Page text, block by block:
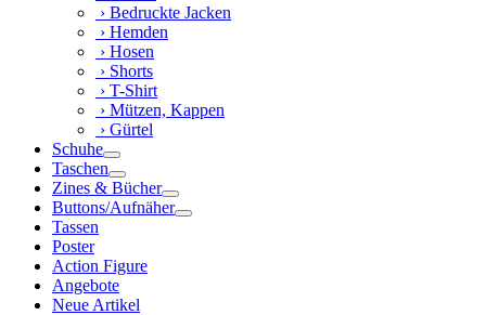
› Bedruckte Jacken
› Hemden
› Hosen
› Shorts
› T-Shirt
› Mützen, Kappen
› Gürtel
Schuhe
Taschen
Zines & Bücher
Buttons/Aufnäher
Tassen
Poster
Action Figure
Angebote
Neue Artikel